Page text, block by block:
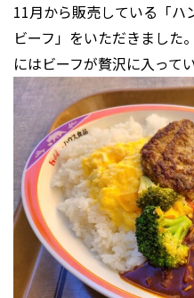
11月から販売している「ハ
ビーフ」をいただきました
にはビーフが贅沢に入って